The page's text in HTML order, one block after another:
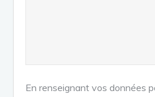
En renseignant vos données